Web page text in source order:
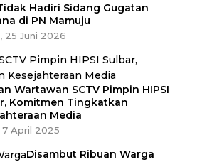
Hadiri Sidang Gugatan
di PN Mamuju
25 Juni 2026
Wartawan SCTV Pimpin HIPSI
Komitmen Tingkatkan
Media
7 April 2025
Disambut Ribuan Warga